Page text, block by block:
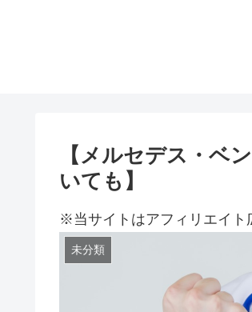
【メルセデス・ベ
いても】
※当サイトはアフィリエイト
未分類